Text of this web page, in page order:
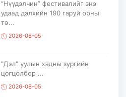
“Нүүдэлчин” фестивалийг энэ
удаад дэлхийн 190 гаруй орны
тө...
2026-08-05
"Дэл" уулын хадны зургийн
цогцолбор ...
2026-08-05